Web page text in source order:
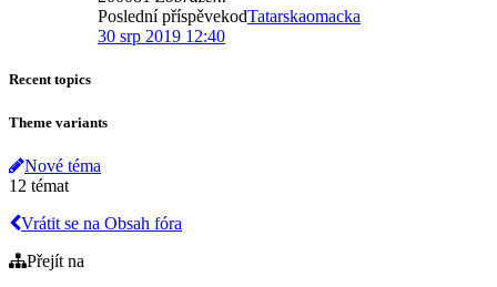
Poslední příspěvekodTatarskaomacka
30 srp 2019 12:40
Recent topics
Theme variants
Nové téma
12 témat
Vrátit se na Obsah fóra
Přejít na